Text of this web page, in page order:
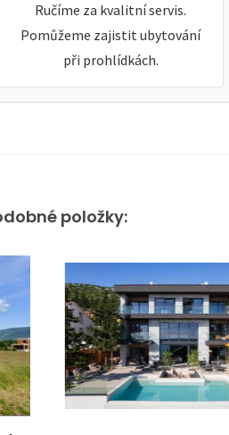
Ručíme za kvalitní servis.
Pomůžeme zajistit ubytování
při prohlídkách.
položky: